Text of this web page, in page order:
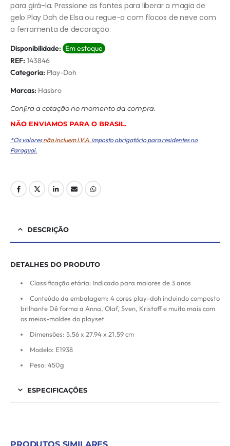
para girá-la. Pressione as fontes para liberar a magia de
gelo Play Doh de Elsa ou regue-a com flocos de neve com
a ferramenta de decoração.
Disponibilidade: Em estoque
REF: 143846
Categoria: Play-Doh
Marcas: Hasbro
Conﬁra a cotação no momento da compra.
NÃO ENVIAMOS PARA O BRASIL.
*Os valoresnão incluem I.V.A. imposto obrigatório para residentes no
Paraguai.
DESCRIÇÃO
DETALHES DO PRODUTO
Classificação etária: Indicado para maiores de 3 anos
Conteúdo da embalagem: 4 cores play-doh incluindo composto
brilhante Dê forma a Anna, Olaf, Sven, Kristoff e muito mais com
os meios-moldes do playset
Dimensões: 5.56 x 27.94 x 21.59 cm
Modelo: E1938
Peso: 450g
ESPECIFICAÇÕES